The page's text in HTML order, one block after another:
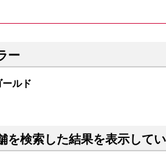
ー
ルド
を検索した結果を表示して